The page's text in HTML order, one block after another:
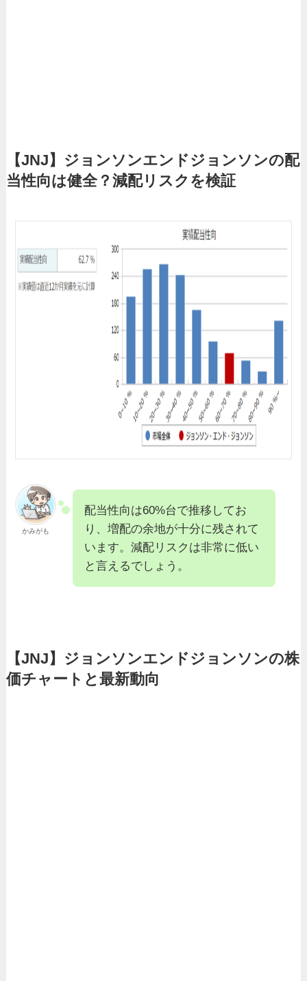
【JNJ】ジョンソンエンドジョンソンの配
当性向は健全？減配リスクを検証
かみがも
配当性向は60%台で推移してお
り、増配の余地が十分に残されて
います。減配リスクは非常に低い
と言えるでしょう。
【JNJ】ジョンソンエンドジョンソンの株
価チャートと最新動向